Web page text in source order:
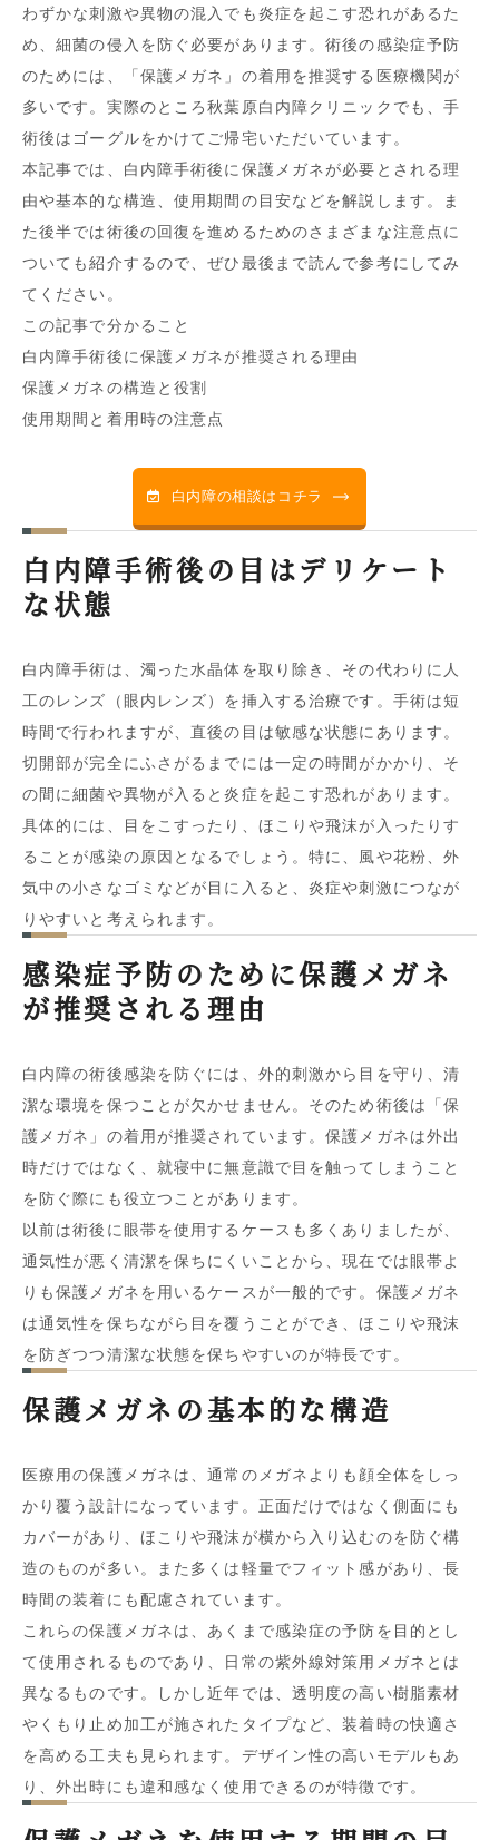
わずかな刺激や異物の混入でも炎症を起こす恐れがあるた
め、細菌の侵入を防ぐ必要があります。術後の感染症予防
のためには、「保護メガネ」の着用を推奨する医療機関が
多いです。実際のところ秋葉原白内障クリニックでも、手
術後はゴーグルをかけてご帰宅いただいています。
本記事では、白内障手術後に保護メガネが必要とされる理
由や基本的な構造、使用期間の目安などを解説します。ま
た後半では術後の回復を進めるためのさまざまな注意点に
ついても紹介するので、ぜひ最後まで読んで参考にしてみ
てください。
この記事で分かること
白内障手術後に保護メガネが推奨される理由
保護メガネの構造と役割
使用期間と着用時の注意点
白内障の相談はコチラ
白内障手術後の目はデリケート
な状態
白内障手術は、濁った水晶体を取り除き、その代わりに人
工のレンズ（眼内レンズ）を挿入する治療です。手術は短
時間で行われますが、直後の目は敏感な状態にあります。
切開部が完全にふさがるまでには一定の時間がかかり、そ
の間に細菌や異物が入ると炎症を起こす恐れがあります。
具体的には、目をこすったり、ほこりや飛沫が入ったりす
ることが感染の原因となるでしょう。特に、風や花粉、外
気中の小さなゴミなどが目に入ると、炎症や刺激につなが
りやすいと考えられます。
感染症予防のために保護メガネ
が推奨される理由
白内障の術後感染を防ぐには、外的刺激から目を守り、清
潔な環境を保つことが欠かせません。そのため術後は「保
護メガネ」の着用が推奨されています。保護メガネは外出
時だけではなく、就寝中に無意識で目を触ってしまうこと
を防ぐ際にも役立つことがあります。
以前は術後に眼帯を使用するケースも多くありましたが、
通気性が悪く清潔を保ちにくいことから、現在では眼帯よ
りも保護メガネを用いるケースが一般的です。保護メガネ
は通気性を保ちながら目を覆うことができ、ほこりや飛沫
を防ぎつつ清潔な状態を保ちやすいのが特長です。
保護メガネの基本的な構造
医療用の保護メガネは、通常のメガネよりも顔全体をしっ
かり覆う設計になっています。正面だけではなく側面にも
カバーがあり、ほこりや飛沫が横から入り込むのを防ぐ構
造のものが多い。また多くは軽量でフィット感があり、長
時間の装着にも配慮されています。
これらの保護メガネは、あくまで感染症の予防を目的とし
て使用されるものであり、日常の紫外線対策用メガネとは
異なるものです。しかし近年では、透明度の高い樹脂素材
やくもり止め加工が施されたタイプなど、装着時の快適さ
を高める工夫も見られます。デザイン性の高いモデルもあ
り、外出時にも違和感なく使用できるのが特徴です。